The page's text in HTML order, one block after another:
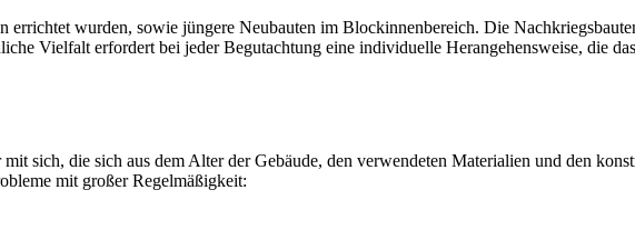
wurden, sowie jüngere Neubauten im Blockinnenbereich. Die
Vielfalt erfordert bei jeder Begutachtung eine individuelle Herangehensweise, die
sich, die sich aus dem Alter der Gebäude, den verwendeten Materialien und den
mit großer Regelmäßigkeit: